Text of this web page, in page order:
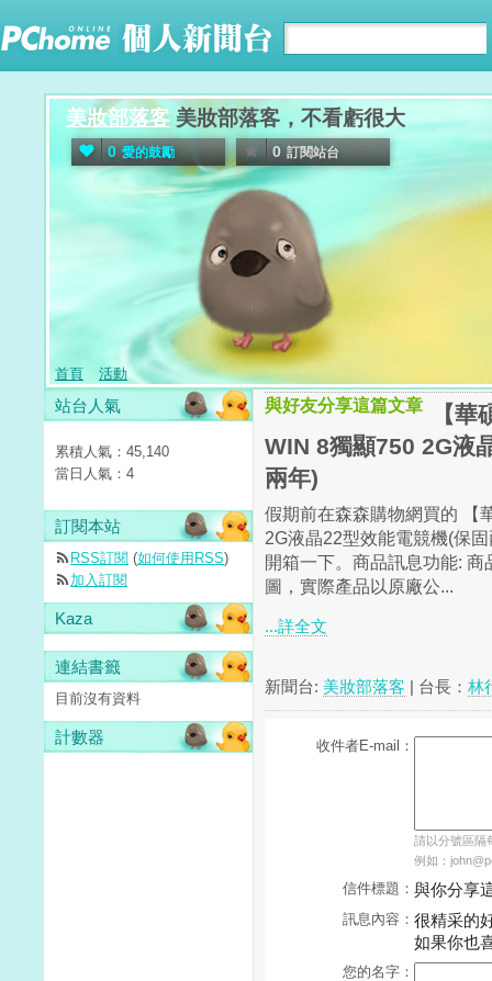
美妝部落客 美妝部落客，不看虧很大
0 愛的鼓勵 0 訂閱站台
首頁 活動
與好友分享這篇文章
【
WIN 8獨顯750 2G液
兩年)
假期前在森森購物網買的 【
2G液晶22型效能電競機(保
開箱一下。商品訊息功能:
圖，實際產品以原廠公...
...詳全文
新聞台: 美妝部落客 | 台長： 林
收件者E-mail：
請以分號區隔
例如：
信件標題： 與你分享
訊息內容： 很精采的
如果你也
您的名字：
站台人氣
累積人氣： 45,140
當日人氣： 4
訂閱本站
RSS訂閱 (如何使用RSS)
加入訂閱
Kaza
連結書籤
目前沒有資料
計數器